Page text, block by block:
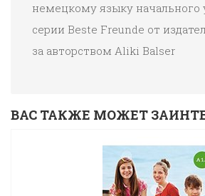
немецкому языку начального
серии Beste Freunde от
за авторством Aliki Balser
ВАС ТАКЖЕ МОЖЕТ